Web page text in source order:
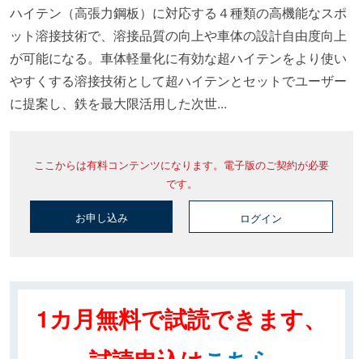
ハイテン（高張力鋼板）に対応する４種類の高機能なスポ
ット溶接技術で、溶接品質の向上や車体の設計自由度向上
が可能になる。車体軽量化に有効な超ハイテンをより使い
やすくする溶接技術として超ハイテンとセットでユーザー
に提案し、鉄を最大限活用した次世...
ここからは有料コンテンツになります。電子版のご契約が必要
です。
お申し込み ログイン
1カ月無料で試読できます、